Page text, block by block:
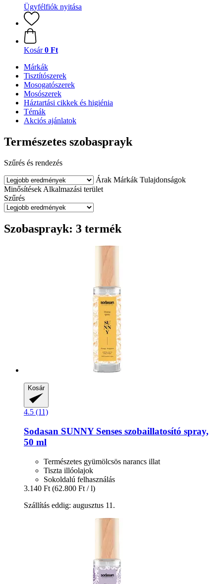
Ügyfélfiók nyitása
Kosár 0 Ft
Márkák
Tisztítószerek
Mosogatószerek
Mosószerek
Háztartási cikkek és higiénia
Témák
Akciós ajánlatok
Természetes szobasprayk
Szűrés és rendezés
Árak Márkák Tulajdonságok
Minősítések Alkalmazási terület
Szűrés
Szobasprayk: 3 termék
Kosár
4.5 (11)
Sodasan SUNNY Senses szobaillatosító spray,
50 ml
Természetes gyümölcsös narancs illat
Tiszta illóolajok
Sokoldalú felhasználás
3.140 Ft (62.800 Ft / l)
Szállítás eddig: augusztus 11.